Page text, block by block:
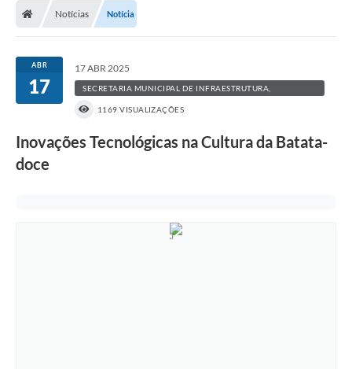
Notícias Notícia
ABR
17
17 ABR 2025
SECRETARIA MUNICIPAL DE INFRAESTRUTURA,
AGRICULTURA E MEIO AMBIENTE
1169 VISUALIZAÇÕES
Inovações Tecnológicas na Cultura da Batata-
doce